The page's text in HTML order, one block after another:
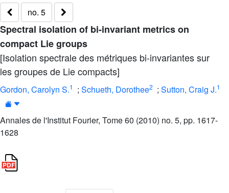
no. 5
Spectral isolation of bi-invariant metrics on
compact Lie groups
[Isolation spectrale des métriques bi-invariantes sur
les groupes de Lie compacts]
Gordon, Carolyn S.1 ; Schueth, Dorothee2 ; Sutton, Craig J.1
Annales de l'Institut Fourier, Tome 60 (2010) no. 5, pp. 1617-
1628